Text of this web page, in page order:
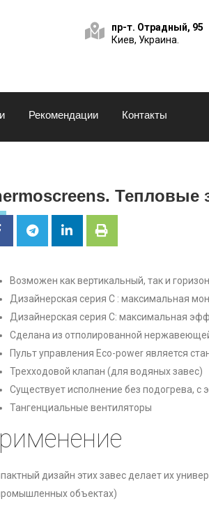
пр-т. Отрадный, 95
Киев, Украина.
Рекомендации Контакты
Тепловые
Возможен как вертикальный, так и
Дизайнерская серия C : максимальная
Дизайнерская серия С: максимальная
Сделана из отполированной
Пульт управления Eco-power является
Трехходовой клапан (для водяных завес)
Существует исполнение без подогрева,
Тангенциальные вентиляторы
дизайн этих завес делает их
объектах)